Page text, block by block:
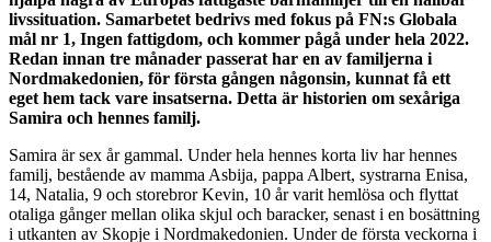
livssituation. Samarbetet bedrivs med fokus på FN:s Globala
mål nr 1, Ingen fattigdom, och kommer pågå under hela 2022.
Redan innan tre månader passerat har en av familjerna i
Nordmakedonien, för första gången någonsin, kunnat få ett
eget hem tack vare insatserna. Detta är historien om sexåriga
Samira och hennes familj.
Samira är sex år gammal. Under hela hennes korta liv har hennes
familj, bestående av mamma Asbija, pappa Albert, systrarna Enisa,
14, Natalia, 9 och storebror Kevin, 10 år varit hemlösa och flyttat
otaliga gånger mellan olika skjul och baracker, senast i en bosättning
i utkanten av Skopje i Nordmakedonien. Under de första veckorna i